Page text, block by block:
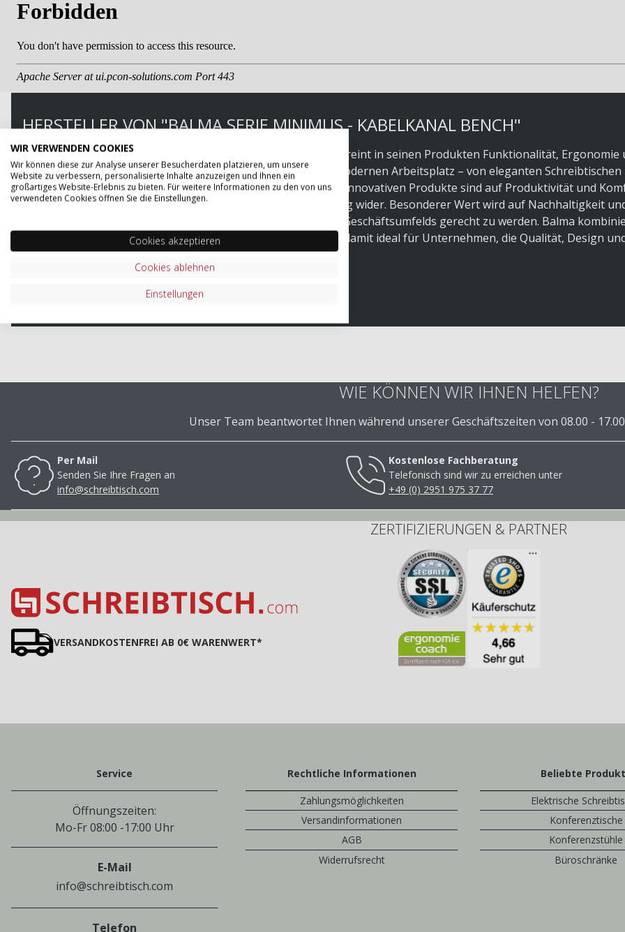
HERSTELLER VON "BALMA SERIE MINIMUS - KABELKANAL BENCH"
Balma, ein führender Hersteller im Bereich der Büromöbel, vereint in seinen Produkten Funktionalität, Ergonomie
Das Sortiment bietet eine große Vielfalt an Möbeln für den modernen Arbeitsplatz – von eleganten Schreibtischen
praktischen Aufbewahrungslösungen. Die hochwertigen und innovativen Produkte sind auf Produktivität und
ausgelegt und spiegeln aktuelle Trends in der Büroeinrichtung wider. Besonderer Wert wird auf Nachhaltigkeit
Langlebigkeit gelegt, um den Bedürfnissen des dynamischen Geschäftsumfelds gerecht zu werden. Balma
handwerkliche Expertise mit modernster Technologie und ist damit ideal für Unternehmen, die Qualität, Design
Ergonomie schätzen.
ZUM SORTIMENT VON BALMA
WIE KÖNNEN WIR IHNEN HELFEN?
Unser Team beantwortet Ihnen während unserer Geschäftszeiten von 08.00 -
Per Mail
Senden Sie Ihre Fragen an
info@schreibtisch.com
Kostenlose Fachberatung
Telefonisch sind wir zu erreichen unter
+49 (0) 2951 975 37 77
VERSANDKOSTENFREI AB 0€ WARENWERT*
ZERTIFIZIERUNGEN & PARTNER
Service
Öffnungszeiten:
Mo-Fr 08:00 -17:00 Uhr
E-Mail
info@schreibtisch.com
Telefon
Rechtliche Informationen
Zahlungsmöglichkeiten
Versandinformationen
AGB
Widerrufsrecht
Beliebte
Elektrische
Konferenztische
Konferenzstühle
Büroschränke
WIR VERWENDEN COOKIES
Wir können diese zur Analyse unserer Besucherdaten platzieren, um unsere
Website zu verbessern, personalisierte Inhalte anzuzeigen und Ihnen ein
großartiges Website-Erlebnis zu bieten. Für weitere Informationen zu den von uns
verwendeten Cookies öffnen Sie die Einstellungen.
Cookies akzeptieren
Cookies ablehnen
Einstellungen